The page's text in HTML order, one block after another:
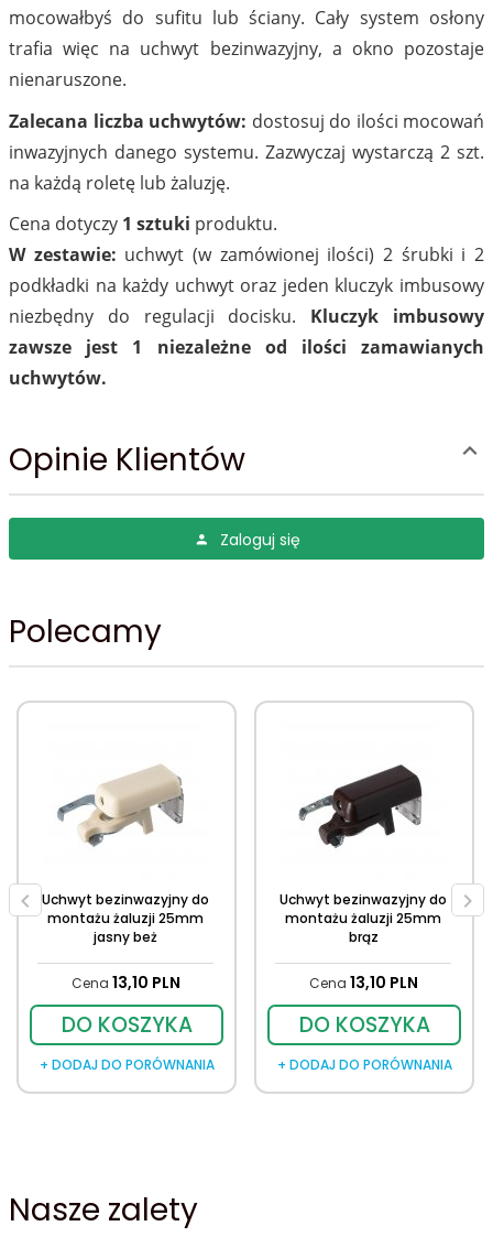
mocowałbyś do sufitu lub ściany. Cały system osłony
trafia więc na uchwyt bezinwazyjny, a okno pozostaje
nienaruszone.
Zalecana liczba uchwytów: dostosuj do ilości mocowań
inwazyjnych danego systemu. Zazwyczaj wystarczą 2 szt.
na każdą roletę lub żaluzję.
Cena dotyczy 1 sztuki produktu.
W zestawie: uchwyt (w zamówionej ilości) 2 śrubki i 2
podkładki na każdy uchwyt oraz jeden kluczyk imbusowy
niezbędny do regulacji docisku. Kluczyk imbusowy
zawsze jest 1 niezależne od ilości zamawianych
uchwytów.
Opinie Klientów
Zaloguj się
Polecamy
Uchwyt bezinwazyjny do
montażu żaluzji 25mm
jasny beż
Cena 13,10 PLN
DO KOSZYKA
+ DODAJ DO PORÓWNANIA
Uchwyt bezinwazyjny do
montażu żaluzji 25mm
brąz
Cena 13,10 PLN
DO KOSZYKA
+ DODAJ DO PORÓWNANIA
Nasze zalety